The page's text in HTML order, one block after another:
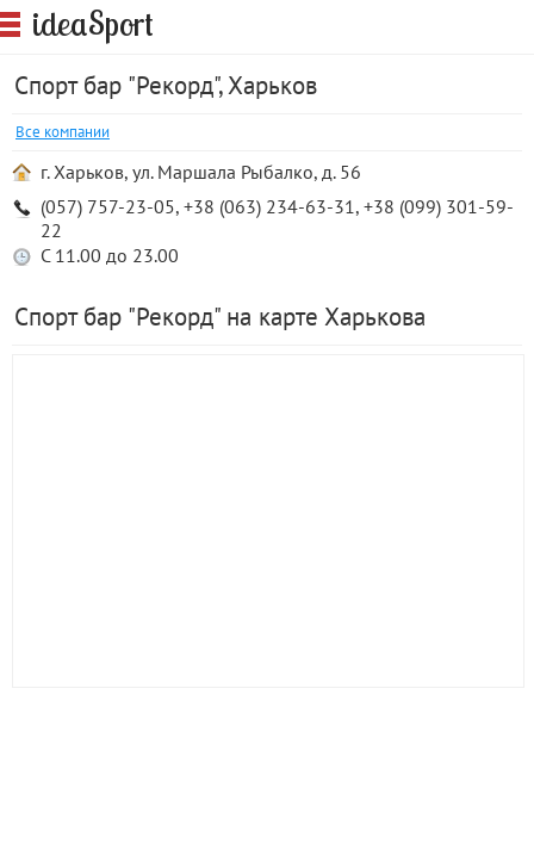
ideaSport
Спорт бар "Рекорд", Харьков
Все компании
г. Харьков, ул. Маршала Рыбалко, д. 56
(057) 757-23-05, +38 (063) 234-63-31, +38 (099) 301-59-
22
С 11.00 до 23.00
Спорт бар "Рекорд" на карте Харькова